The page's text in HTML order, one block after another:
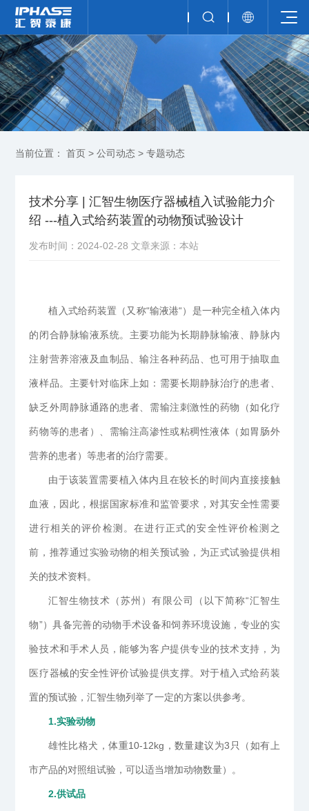
当前位置： 首页 > 公司动态 > 专题动态
技术分享 | 汇智生物医疗器械植入试验能力介
绍 ---植入式给药装置的动物预试验设计
发布时间：2024-02-28 文章来源：本站
植入式给药装置（又称“输液港“）是一种完全植入体内
的闭合静脉输液系统。主要功能为长期静脉输液、静脉内
注射营养溶液及血制品、输注各种药品、也可用于抽取血
液样品。主要针对临床上如：需要长期静脉治疗的患者、
缺乏外周静脉通路的患者、需输注刺激性的药物（如化疗
药物等的患者）、需输注高渗性或粘稠性液体（如胃肠外
营养的患者）等患者的治疗需要。
由于该装置需要植入体内且在较长的时间内直接接触
血液，因此，根据国家标准和监管要求，对其安全性需要
进行相关的评价检测。在进行正式的安全性评价检测之
前，推荐通过实验动物的相关预试验，为正式试验提供相
关的技术资料。
汇智生物技术（苏州）有限公司（以下简称“汇智生
物”）具备完善的动物手术设备和饲养环境设施，专业的实
验技术和手术人员，能够为客户提供专业的技术支持，为
医疗器械的安全性评价试验提供支撑。对于植入式给药装
置的预试验，汇智生物列举了一定的方案以供参考。
1.实验动物
雄性比格犬，体重10-12kg，数量建议为3只（如有上
市产品的对照组试验，可以适当增加动物数量）。
2.供试品